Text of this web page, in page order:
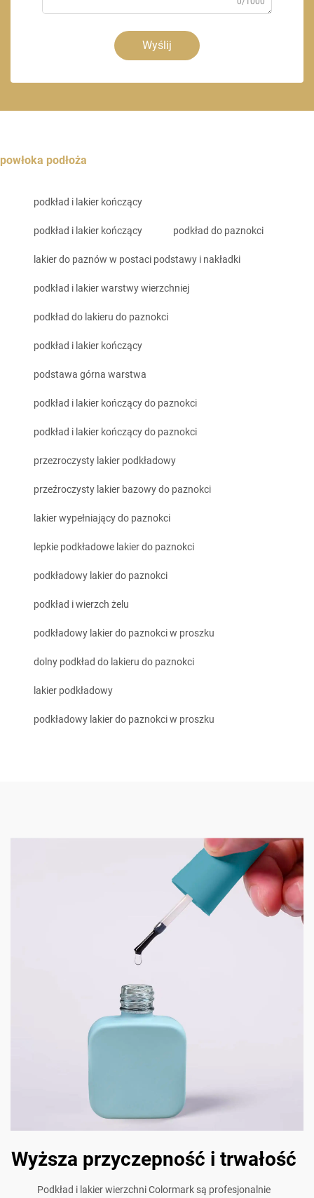
Wyślij
powłoka podłoża
podkład i lakier kończący
podkład i lakier kończący podkład do paznokci
lakier do paznów w postaci podstawy i nakładki
podkład i lakier warstwy wierzchniej
podkład do lakieru do paznokci
podkład i lakier kończący
podstawa górna warstwa
podkład i lakier kończący do paznokci
podkład i lakier kończący do paznokci
przezroczysty lakier podkładowy
przeźroczysty lakier bazowy do paznokci
lakier wypełniający do paznokci
lepkie podkładowe lakier do paznokci
podkładowy lakier do paznokci
podkład i wierzch żelu
podkładowy lakier do paznokci w proszku
dolny podkład do lakieru do paznokci
lakier podkładowy
podkładowy lakier do paznokci w proszku
Wyższa przyczepność i trwałość
Podkład i lakier wierzchni Colormark są profesjonalnie